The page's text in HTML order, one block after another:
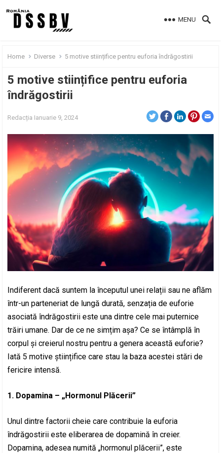
MENU
Home Diverse 5 motive stiințifice pentru euforia îndrăgostirii
5 motive stiințifice pentru euforia
îndrăgostirii
Redacția Ianuarie 9, 2024
Indiferent dacă suntem la începutul unei relații sau ne aflăm
într-un parteneriat de lungă durată, senzația de euforie
asociată îndrăgostirii este una dintre cele mai puternice
trăiri umane. Dar de ce ne simțim așa? Ce se întâmplă în
corpul și creierul nostru pentru a genera această euforie?
Iată 5 motive științifice care stau la baza acestei stări de
fericire intensă.
1. Dopamina – „Hormonul Plăcerii”
Unul dintre factorii cheie care contribuie la euforia
îndrăgostirii este eliberarea de dopamină în creier.
Dopamina, adesea numită „hormonul plăcerii”, este